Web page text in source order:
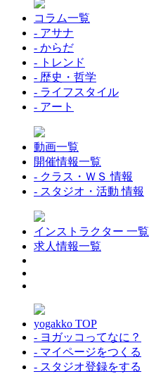
コラム一覧
- アサナ
- からだ
- トレンド
- 歴史・哲学
- ライフスタイル
- アート
動画一覧
開催情報一覧
- クラス・ＷＳ 情報
- スタジオ・活動 情報
インストラクター 一覧
求人情報一覧
yogakko TOP
- ヨガッコってなに？
- マイページをつくる
- スタジオ登録をする